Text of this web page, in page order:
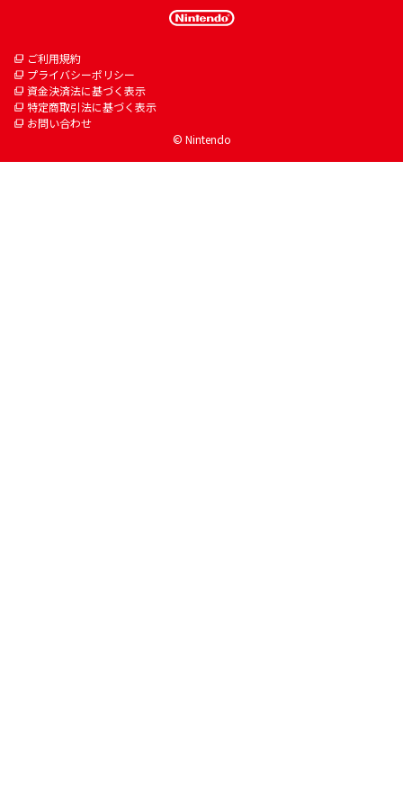
ご利用規約
プライバシーポリシー
資金決済法に基づく表示
特定商取引法に基づく表示
お問い合わせ
© Nintendo